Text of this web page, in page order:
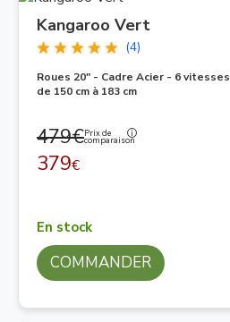
Kangaroo Vert
(4)
Roues 20" - Cadre Acier - 6 vitesses
de 150 cm à 183 cm
479€Prix de
comparaison
379€
En stock
COMMANDER